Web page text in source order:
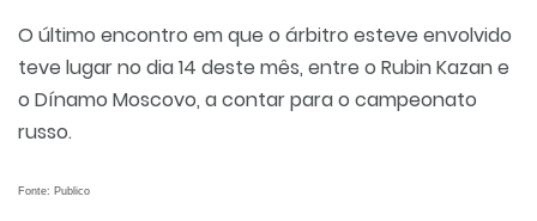
O último encontro em que o árbitro esteve envolvido
teve lugar no dia 14 deste mês, entre o Rubin Kazan e
o Dínamo Moscovo, a contar para o campeonato
russo.
Fonte: Publico